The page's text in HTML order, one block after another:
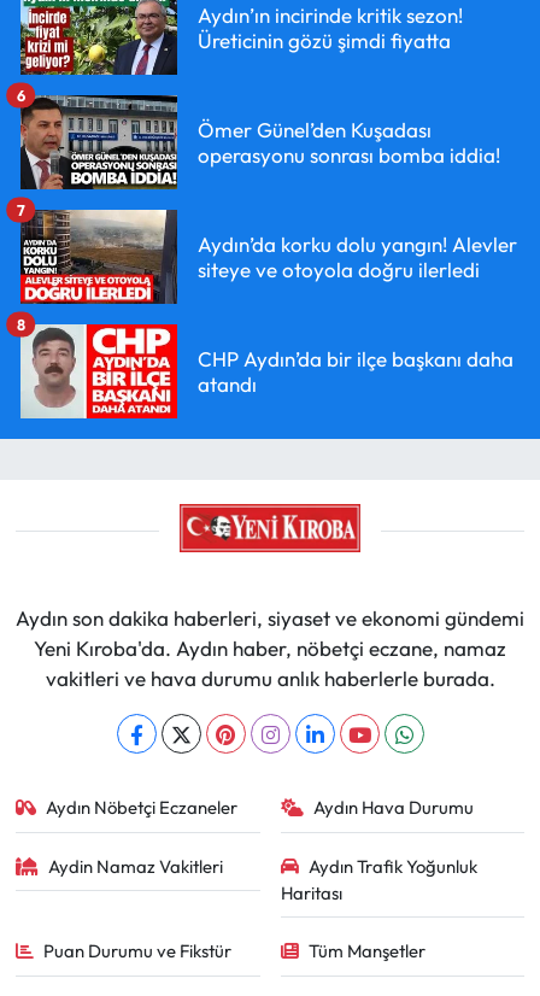
Aydın’ın incirinde kritik sezon!
Üreticinin gözü şimdi fiyatta
Ömer Günel’den Kuşadası
operasyonu sonrası bomba iddia!
6
Aydın’da korku dolu yangın! Alevler
siteye ve otoyola doğru ilerledi
7
CHP Aydın’da bir ilçe başkanı daha
atandı
8
Aydın son dakika haberleri, siyaset ve ekonomi gündemi
Yeni Kıroba'da. Aydın haber, nöbetçi eczane, namaz
vakitleri ve hava durumu anlık haberlerle burada.
Aydın Nöbetçi Eczaneler Aydın Hava Durumu
Aydin Namaz Vakitleri
Aydın Trafik Yoğunluk
Haritası
Puan Durumu ve Fikstür Tüm Manşetler